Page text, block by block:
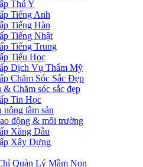
Thú Y
Tiếng Anh
Tiếng Hàn
Tiếng Nhật
Tiếng Trung
Tiểu Học
Dịch Vụ Thẩm Mỹ
Chăm Sóc Sắc Đẹp
& Chăm sóc sắc đẹp
Tin Học
nông lâm sản
động & môi trường
Xăng Dầu
Xây Dựng
Quản Lý Mầm Non